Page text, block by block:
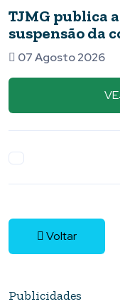
acórdão e
cobrança da
Voltar
Publicidades